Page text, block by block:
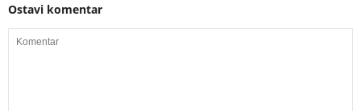
Ostavi komentar